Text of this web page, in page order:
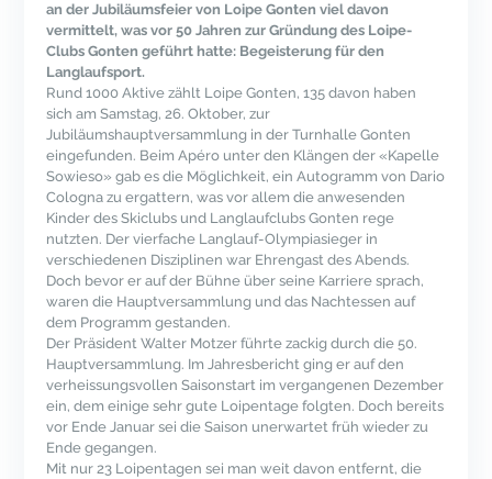
an der Jubiläumsfeier von Loipe Gonten viel davon
vermittelt, was vor 50 Jahren zur Gründung des Loipe-
Clubs Gonten geführt hatte: Begeisterung für den
Langlaufsport.
Rund 1000 Aktive zählt Loipe Gonten, 135 davon haben
sich am Samstag, 26. Oktober, zur
Jubiläumshauptversammlung in der Turnhalle Gonten
eingefunden. Beim Apéro unter den Klängen der «Kapelle
Sowieso» gab es die Möglichkeit, ein Autogramm von Dario
Cologna zu ergattern, was vor allem die anwesenden
Kinder des Skiclubs und Langlaufclubs Gonten rege
nutzten. Der vierfache Langlauf-Olympiasieger in
verschiedenen Disziplinen war Ehrengast des Abends.
Doch bevor er auf der Bühne über seine Karriere sprach,
waren die Hauptversammlung und das Nachtessen auf
dem Programm gestanden.
Der Präsident Walter Motzer führte zackig durch die 50.
Hauptversammlung. Im Jahresbericht ging er auf den
verheissungsvollen Saisonstart im vergangenen Dezember
ein, dem einige sehr gute Loipentage folgten. Doch bereits
vor Ende Januar sei die Saison unerwartet früh wieder zu
Ende gegangen.
Mit nur 23 Loipentagen sei man weit davon entfernt, die